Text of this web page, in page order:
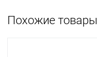
Похожие товары